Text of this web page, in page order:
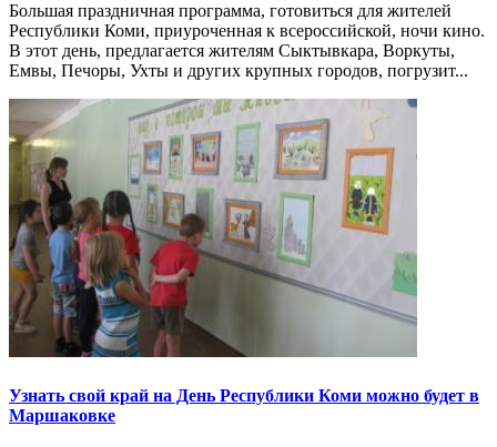
Большая праздничная программа, готовиться для жителей
Республики Коми, приуроченная к всероссийской, ночи кино.
В этот день, предлагается жителям Сыктывкара, Воркуты,
Емвы, Печоры, Ухты и других крупных городов, погрузит...
Узнать свой край на День Республики Коми можно будет в
Маршаковке